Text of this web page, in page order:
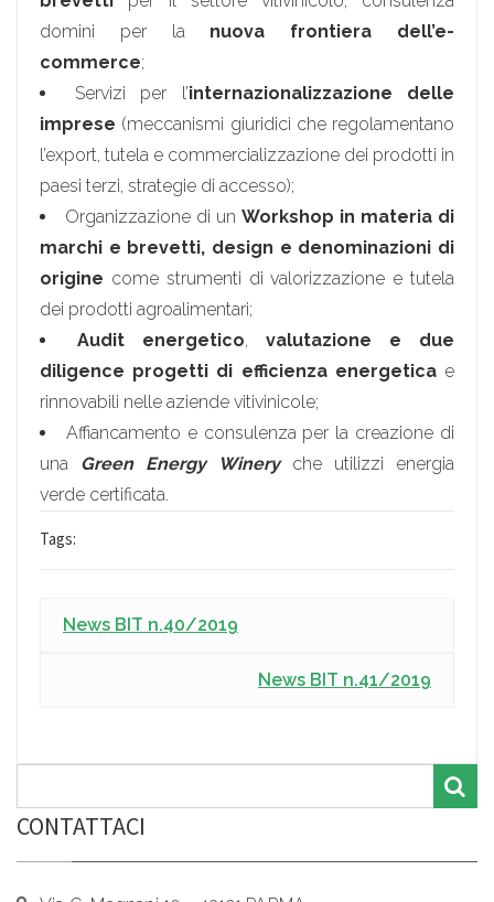
domini per la nuova frontiera dell’e-
commerce;
Servizi per l’internazionalizzazione delle
imprese (meccanismi giuridici che regolamentano
l’export, tutela e commercializzazione dei prodotti in
paesi terzi, strategie di accesso);
Organizzazione di un Workshop in materia di
marchi e brevetti, design e denominazioni di
origine come strumenti di valorizzazione e tutela
dei prodotti agroalimentari;
Audit energetico, valutazione e due
diligence progetti di efficienza energeticae
rinnovabili nelle aziende vitivinicole;
Affiancamento e consulenza per la creazione di
una
Green Energy Winery
che utilizzi energia
verde certificata.
Tags:
News BIT n.40/2019
News BIT n.41/2019
CONTATTACI